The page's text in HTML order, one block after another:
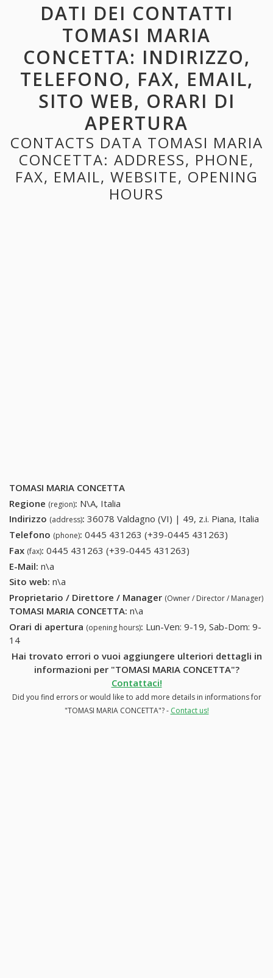
DATI DEI CONTATTI
TOMASI MARIA
CONCETTA: INDIRIZZO,
TELEFONO, FAX, EMAIL,
SITO WEB, ORARI DI
APERTURA
CONTACTS DATA TOMASI MARIA
CONCETTA: ADDRESS, PHONE,
FAX, EMAIL, WEBSITE, OPENING
HOURS
TOMASI MARIA CONCETTA
Regione (region): N\A, Italia
Indirizzo (address): 36078 Valdagno (VI) | 49, z.i. Piana, Italia
Telefono (phone): 0445 431263 (+39-0445 431263)
Fax (fax): 0445 431263 (+39-0445 431263)
E-Mail: n\a
Sito web: n\a
Proprietario / Direttore / Manager (Owner / Director / Manager)
TOMASI MARIA CONCETTA: n\a
Orari di apertura (opening hours): Lun-Ven: 9-19, Sab-Dom: 9-
14
Hai trovato errori o vuoi aggiungere ulteriori dettagli in
informazioni per "TOMASI MARIA CONCETTA"?
Contattaci!
Did you find errors or would like to add more details in informations for
"TOMASI MARIA CONCETTA"? - Contact us!